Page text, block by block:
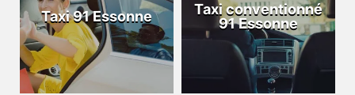
Taxi 91 Essonne
Taxi conventionné
91 Essonne